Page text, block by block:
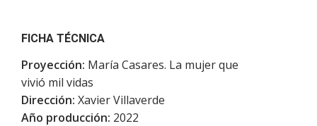
FICHA TÉCNICA
Proyección: María Casares. La mujer que
vivió mil vidas
Dirección: Xavier Villaverde
Año producción: 2022